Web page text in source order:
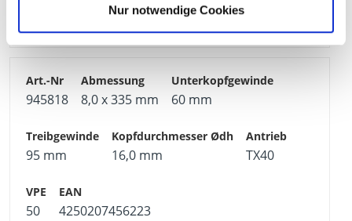
Nur notwendige Cookies
4250207456216
945818 8,0 x 335 mm 60 mm
95 mm 16,0 mm TX40
50 4250207456223